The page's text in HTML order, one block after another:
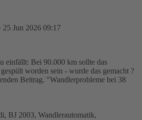
25 Jun 2026 09:17
einfällt: Bei 90.000 km sollte das
worden sein - wurde das gemacht ?
Beitrag. "Wandlerprobleme bei 38
BJ 2003, Wandlerautomatik,